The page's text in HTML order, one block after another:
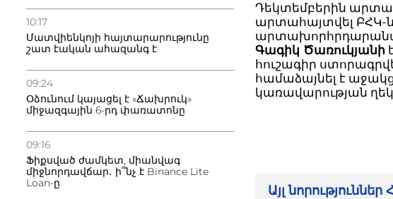
10:17
Մատվիենկոյի հայտարարությունը
շատ էական ահազանգ է
09:24
Օձունում կայացել է «Ճախրուկ»
միջազգային 6-րդ փառատոնը
09:16
Ֆիքսված ժամկետ, միանվագ
միջնորդավճար․ ի՞նչ է Binance Lite
Loan-ը
Դեկտեմբերին
արտահայտվել ԲՀԿ-ն,
Գագիկ Ծառուկյանի
հուշագիր
համաձայնել է
կառավարության
Այլ